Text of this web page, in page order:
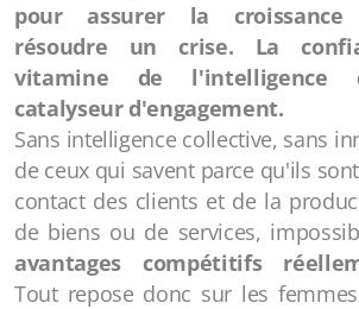
pour assurer la
résoudre un crise. La
vitamine de l'intelligence
catalyseur d'engagement.
Sans intelligence collective, sans
de ceux qui savent parce qu'ils
contact des clients et de la
de biens ou de services,
avantages compétitifs
Tout repose donc sur les